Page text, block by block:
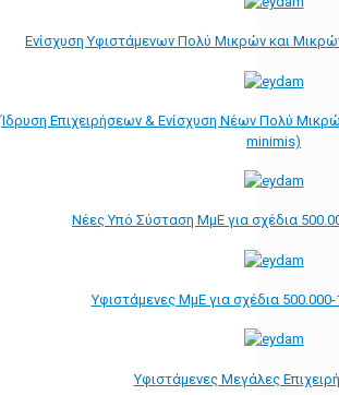
Ενίσχυση Υφιστάμενων Πολύ Μικρών και
Ίδρυση Επιχειρήσεων & Ενίσχυση Νέων Πολύ
minimis)
Νέες Υπό Σύσταση ΜμΕ για σχέδια
Υφιστάμενες ΜμΕ για σχέδια
Υφιστάμενες Μεγάλες